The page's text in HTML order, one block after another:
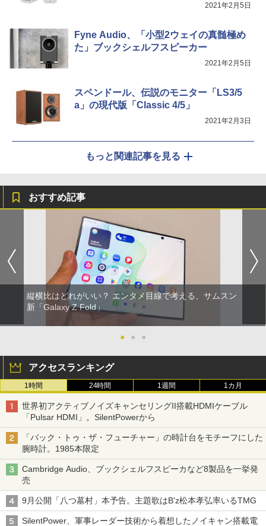
2021年2月5日
Fyne Audio、「小型2ウェイの真髄極め
た」ブックシェルフスピーカー
2021年2月5日
スペンドール、伝説のモニター「LS3/5
a」の現代版「Classic 4/5」
2021年2月3日
もっと関連記事を見る
おすすめ記事
縦横比はどれがいい？ エンタメ目線で考える、サムスン
新「Galaxy Z Fold」
● ● ●
アクセスランキング
1時間 24時間 1週間 1カ月
世界初アクティブノイズキャンセリングII搭載HDMIケーブル
「Pulsar HDMI」。SilentPowerから
「バック・トゥ・ザ・フューチャー」の時計台をモチーフにした
腕時計。1985本限定
Cambridge Audio、ブックシェルフスピーカなど8製品を一挙発
売
9月公開「八つ墓村」本予告。主題歌はB'z松本孝弘率いるTMG
SilentPower、軍事レーダー技術から着想したノイキャン搭載電